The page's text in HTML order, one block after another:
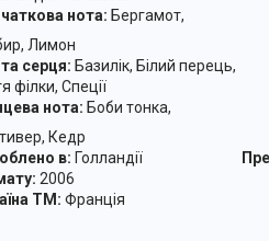
нота: Бергамот,
Лимон
серця: Базилік, Білий перець,
філки, Спеції
нота: Боби тонка,
Кедр
в: Голландії
2006
ТМ: Франція